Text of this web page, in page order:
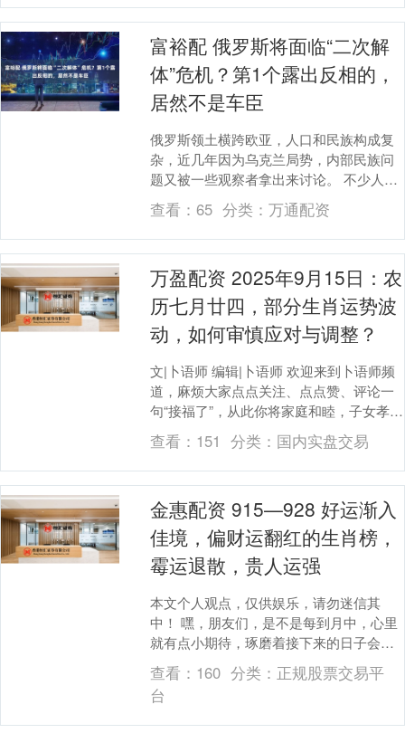
富裕配 俄罗斯将面临“二次解
体”危机？第1个露出反相的，
居然不是车臣
俄罗斯领土横跨欧亚，人口和民族构成复
杂，近几年因为乌克兰局势，内部民族问
题又被一些观察者拿出来讨论。 不少人原
本以为，如果中央压力增大，最先出状况
的会是车臣，毕....
查看：65 分类： 万通配资
万盈配资 2025年9月15日：农
历七月廿四，部分生肖运势波
动，如何审慎应对与调整？
文|卜语师 编辑|卜语师 欢迎来到卜语师频
道，麻烦大家点点关注、点点赞、评论一
句“接福了”，从此你将家庭和睦，子女孝
顺，所愿皆得，一顺百顺！ 2025年9月
15....
查看： 151 分类： 国内实盘交易
金惠配资 915—928 好运渐入
佳境，偏财运翻红的生肖榜，
霉运退散，贵人运强
本文个人观点，仅供娱乐，请勿迷信其
中！ 嘿，朋友们，是不是每到月中，心里
就有点小期待，琢磨着接下来的日子会不
会更顺心？咱们都这样，生活嘛，总盼着
好运来敲门，尤其....
查看： 160 分类： 正规股票交易平
台